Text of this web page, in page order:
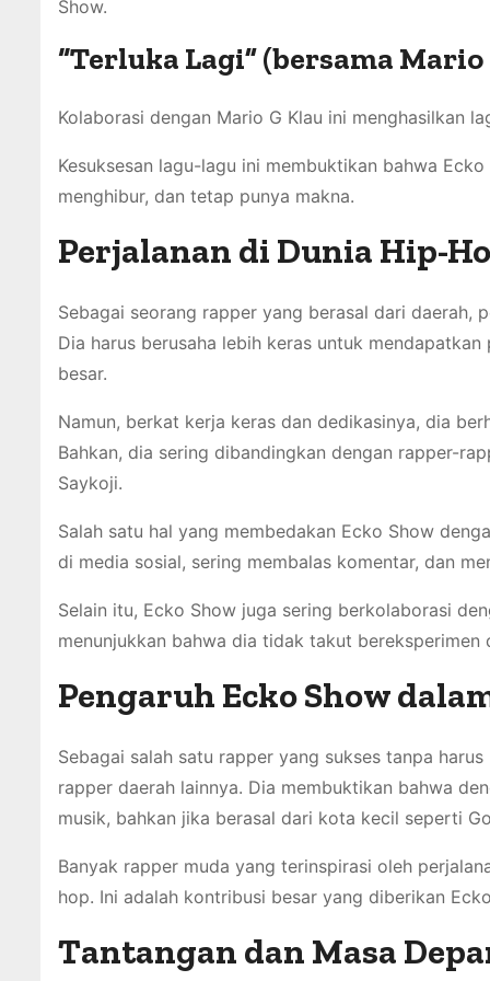
Show.
“Terluka Lagi”(bersama Mario
Kolaborasi dengan Mario G Klau ini menghasilkan
Kesuksesan lagu-lagu ini membuktikan bahwa
menghibur, dan tetap punya makna.
Perjalanan di Dunia Hip-
Sebagai seorang rapper yang berasal dari daerah,
Dia harus berusaha lebih keras untuk
besar.
Namun, berkat kerja keras dan dedikasinya, dia
Bahkan, dia sering dibandingkan dengan rapper-
Saykoji.
Salah satu hal yang membedakan Ecko Show
di media sosial, sering membalas komentar, dan
Selain itu, Ecko Show juga sering berkolaborasi
menunjukkan bahwa dia tidak takut
Pengaruh Ecko Show
Sebagai salah satu rapper yang sukses tanpa
rapper daerah lainnya. Dia membuktikan bahwa
musik, bahkan jika berasal dari kota kecil seperti
Banyak rapper muda yang terinspirasi oleh
hop. Ini adalah kontribusi besar yang diberikan
Tantangan dan Masa